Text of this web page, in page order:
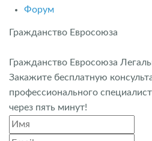
Форум
Гражданство Евросоюза
Гражданство Евросоюза
Закажите бесплатную
профессионального
через пять минут!